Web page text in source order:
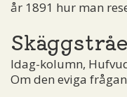
år 1891 hur man
Idag-kolumn,
Om den eviga